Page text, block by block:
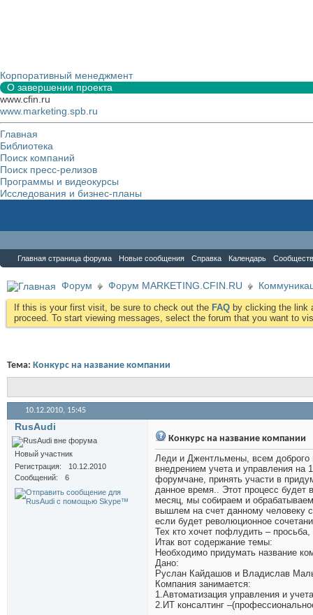
Корпоративный менеджмент
О завершении проекта
www.cfin.ru
www.marketing.spb.ru
Главная
Библиотека
Поиск компаний
Поиск пресс-релизов
Программы и видеокурсы
Исследования и бизнес-планы
Главная страница форума Новые сообщения Справка Календарь
Форум Форум MARKETING.CFIN.RU
If this is your first visit, be sure to check out the FAQ by clicking the link
proceed. To start viewing messages, select the forum that you want to
Тема: Конкурс на название компании
10.12.2010, 15:45
RusAudi
Новый участник
Регистрация
10.12.2010
Сообщений
6
Конкурс на название компании
Леди и Джентльмены, всем доброго
внедрением учета и управления
форумчане, принять участи в
данное время.. Этот процесс будет
месяц, мы собираем и
вышлем на счет данному человеку
если будет революционное
Тех кто хочет пофлудить – просьба,
Итак вот содержание темы:
Необходимо придумать название
Дано:
Руслан Кайдашов и Владислав
Компания занимается:
1.Автоматизация управления и
2.ИТ консалтинг